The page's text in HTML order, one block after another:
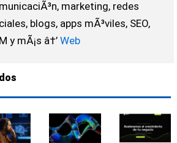
marketing, redes
blogs, apps mÃ³viles, SEO,
y mÃ¡s â†’Web